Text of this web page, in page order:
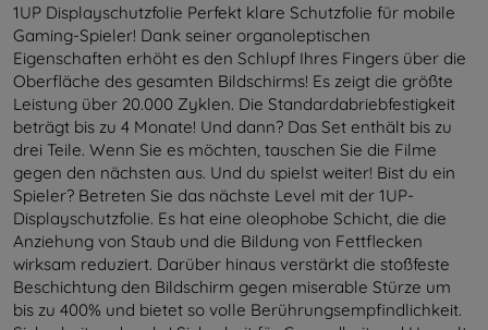
1UP Displayschutzfolie Perfekt klare Schutzfolie für mobile
Gaming-Spieler! Dank seiner organoleptischen
Eigenschaften erhöht es den Schlupf Ihres Fingers über die
Oberfläche des gesamten Bildschirms! Es zeigt die größte
Leistung über 20.000 Zyklen. Die Standardabriebfestigkeit
beträgt bis zu 4 Monate! Und dann? Das Set enthält bis zu
drei Teile. Wenn Sie es möchten, tauschen Sie die Filme
gegen den nächsten aus. Und du spielst weiter! Bist du ein
Spieler? Betreten Sie das nächste Level mit der 1UP-
Displayschutzfolie. Es hat eine oleophobe Schicht, die die
Anziehung von Staub und die Bildung von Fettflecken
wirksam reduziert. Darüber hinaus verstärkt die stoßfeste
Beschichtung den Bildschirm gegen miserable Stürze um
bis zu 400% und bietet so volle Berührungsempfindlichkeit.